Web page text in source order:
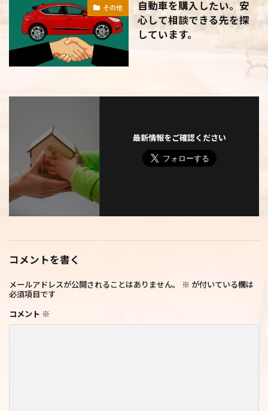
その他
自動車を購入したい。安
心して相談できる先を探
しています。
最新情報をご確認ください
コメントを書く
メールアドレスが公開されることはありません。 ※ が付いている欄は
必須項目です
コメント ※